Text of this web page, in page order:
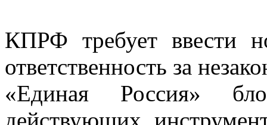
КПРФ требует ввести
ответственность за
«Единая Россия»
действующих